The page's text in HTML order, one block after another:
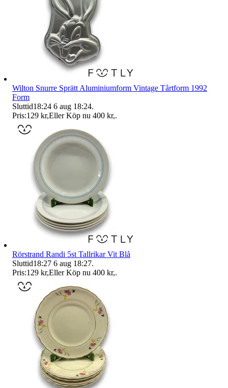
Wilton Snurre Sprätt Aluminiumform Vintage Tårtform 1992
Form
Sluttid18:24 6 aug 18:24.
Pris:129 kr,Eller Köp nu 400 kr,.
Rörstrand Randi 5st Tallrikar Vit Blå
Sluttid18:27 6 aug 18:27.
Pris:129 kr,Eller Köp nu 400 kr,.